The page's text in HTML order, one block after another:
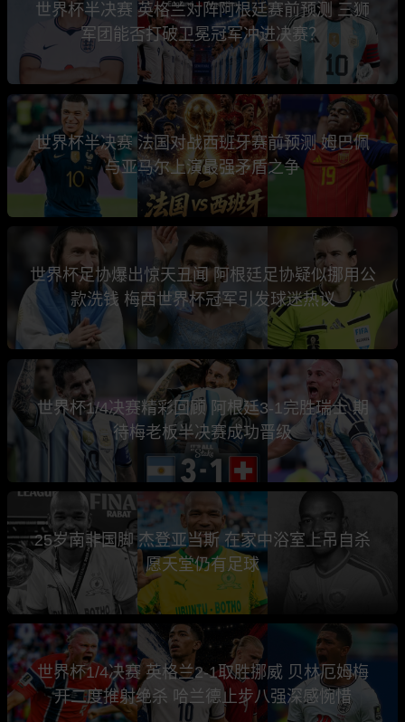
世界杯半决赛 英格兰对阵阿根廷赛前预测 三狮
军团能否打破卫冕冠军冲进决赛？
世界杯半决赛 法国对战西班牙赛前预测 姆巴佩
与亚马尔上演最强矛盾之争
世界杯足协爆出惊天丑闻 阿根廷足协疑似挪用公
款洗钱 梅西世界杯冠军引发球迷热议
世界杯1/4决赛精彩回顾 阿根廷3-1完胜瑞士 期
待梅老板半决赛成功晋级
25岁南非国脚 杰登亚当斯 在家中浴室上吊自杀
愿天堂仍有足球
世界杯1/4决赛 英格兰2-1取胜挪威 贝林厄姆梅
开二度推射绝杀 哈兰德止步八强深感惋惜